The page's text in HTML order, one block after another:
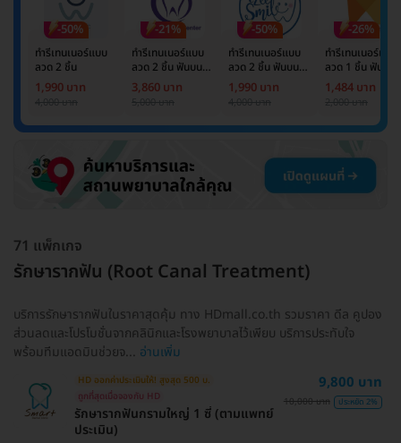
-50%
ทำรีเทนเนอร์แบบ
ลวด 2 ชิ้น
1,990 บาท
-21%
ทำรีเทนเนอร์แบบ
ลวด 2 ชิ้น ฟันบน
และล่าง
3,860 บาท
-50%
ทำรีเทนเนอร์แบบ
ลวด 2 ชิ้น ฟันบน
และล่าง
1,990 บาท
-26%
ทำรีเทนเนอร์แบบ
ลวด 1 ชิ้น ฟันบน
หรือล่าง
1,484 บาท
71 แพ็กเกจ
รักษารากฟัน (Root Canal Treatment)
บริการรักษารากฟันในราคาสุดคุ้ม ทาง HDmall.co.th รวมราคา ดีล คูปอง
ส่วนลดและโปรโมชั่นจากคลินิกและโรงพยาบาลไว้เพียบ บริการประทับใจ
พร้อมทีมแอดมินช่วยจ... อ่านเพิ่ม
HD ออกค่าประเมินให้! สูงสุด 500 บ.
ถูกที่สุดเมื่อจองกับ HD
รักษารากฟันกรามใหญ่ 1 ซี่ (ตามแพทย์
ประเมิน)
9,800 บาท
10,000 บาท ประหยัด 2%